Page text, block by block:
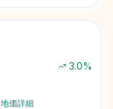
3.0%
地価詳細